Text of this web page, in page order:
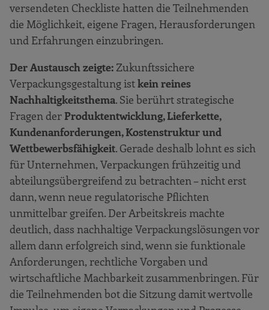
versendeten Checkliste hatten die Teilnehmenden
die Möglichkeit, eigene Fragen, Herausforderungen
und Erfahrungen einzubringen.
Der Austausch zeigte: Zukunftssichere
Verpackungsgestaltung istkein reines
Nachhaltigkeitsthema. Sie berührt strategische
Fragen der Produktentwicklung, Lieferkette,
Kundenanforderungen, Kostenstruktur und
Wettbewerbsfähigkeit. Gerade deshalb lohnt es sich
für Unternehmen, Verpackungen frühzeitig und
abteilungsübergreifend zu betrachten – nicht erst
dann, wenn neue regulatorische Pflichten
unmittelbar greifen. Der Arbeitskreis machte
deutlich, dass nachhaltige Verpackungslösungen vor
allem dann erfolgreich sind, wenn sie funktionale
Anforderungen, rechtliche Vorgaben und
wirtschaftliche Machbarkeit zusammenbringen. Für
die Teilnehmenden bot die Sitzung damit wertvolle